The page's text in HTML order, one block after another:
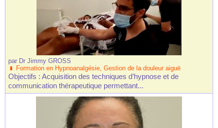
par Dr Jimmy GROSS
Formation en Hypnoanalgésie, Gestion de la douleur aiguë
Objectifs : Acquisition des techniques d’hypnose et de
communication thérapeutique permettant...